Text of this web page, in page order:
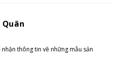
thông tin về những mẫu sản